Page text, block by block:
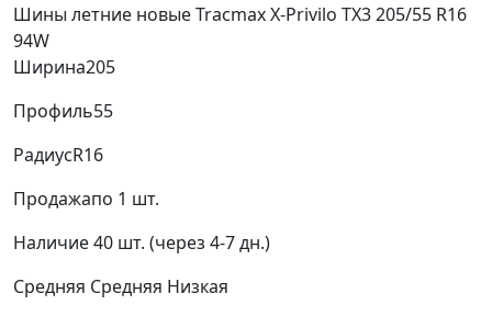
Шины летние новые Tracmax X-Privilo TX3 205/55 R16
94W
Ширина205
Профиль55
РадиусR16
Продажапо 1 шт.
Наличие40 шт. (через 4-7 дн.)
Средняя Средняя Низкая